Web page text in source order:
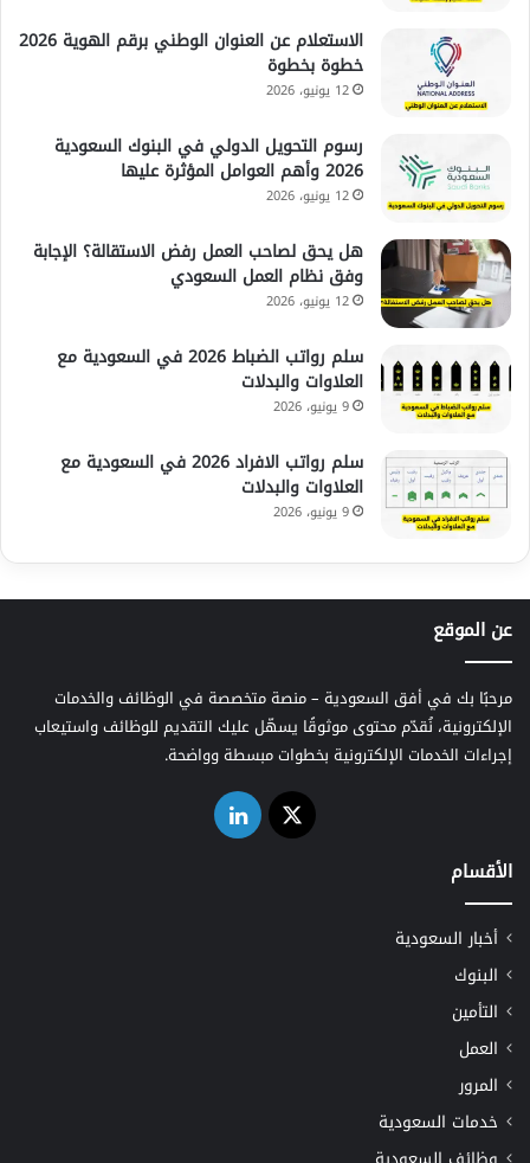
الاستعلام عن العنوان الوطني برقم الهوية 2026
خطوة بخطوة
12 يونيو، 2026
رسوم التحويل الدولي في البنوك السعودية
2026 وأهم العوامل المؤثرة عليها
12 يونيو، 2026
هل يحق لصاحب العمل رفض الاستقالة؟ الإجابة
وفق نظام العمل السعودي
12 يونيو، 2026
سلم رواتب الضباط 2026 في السعودية مع
العلاوات والبدلات
9 يونيو، 2026
سلم رواتب الافراد 2026 في السعودية مع
العلاوات والبدلات
9 يونيو، 2026
عن الموقع
مرحبًا بك في أفق السعودية – منصة متخصصة في الوظائف والخدمات
الإلكترونية، نُقدّم محتوى موثوقًا يسهّل عليك التقديم للوظائف واستيعاب
إجراءات الخدمات الإلكترونية بخطوات مبسطة وواضحة.
‫X لينكدإن
الأقسام
أخبار السعودية
البنوك
التأمين
العمل
المرور
خدمات السعودية